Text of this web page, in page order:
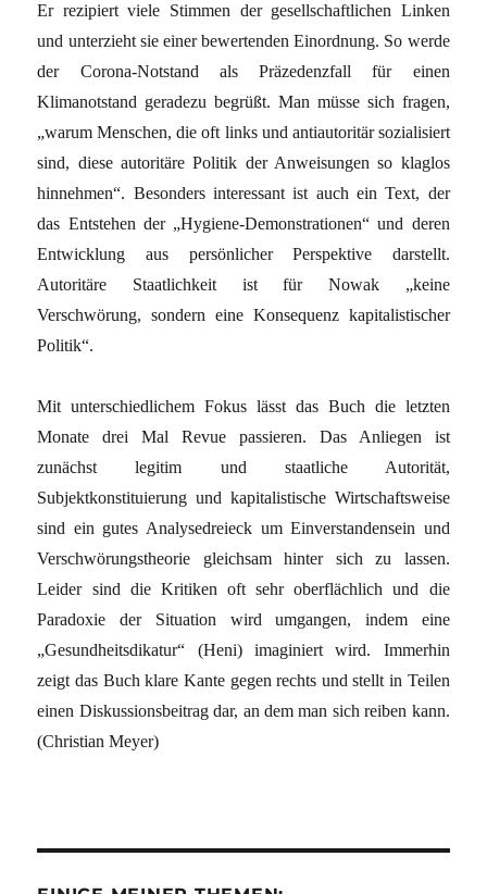
Er rezipiert viele Stimmen der gesellschaftlichen Linken
und unterzieht sie einer bewertenden Einordnung. So werde
der Corona-Notstand als Präzedenzfall für einen
Klimanotstand geradezu begrüßt. Man müsse sich fragen,
„warum Menschen, die oft links und antiautoritär sozialisiert
sind, diese autoritäre Politik der Anweisungen so klaglos
hinnehmen“. Besonders interessant ist auch ein Text, der
das Entstehen der „Hygiene-Demonstrationen“ und deren
Entwicklung aus persönlicher Perspektive darstellt.
Autoritäre Staatlichkeit ist für Nowak „keine
Verschwörung, sondern eine Konsequenz kapitalistischer
Politik“.
Mit unterschiedlichem Fokus lässt das Buch die letzten
Monate drei Mal Revue passieren. Das Anliegen ist
zunächst legitim und staatliche Autorität,
Subjektkonstituierung und kapitalistische Wirtschaftsweise
sind ein gutes Analysedreieck um Einverstandensein und
Verschwörungstheorie gleichsam hinter sich zu lassen.
Leider sind die Kritiken oft sehr oberflächlich und die
Paradoxie der Situation wird umgangen, indem eine
„Gesundheitsdikatur“ (Heni) imaginiert wird. Immerhin
zeigt das Buch klare Kante gegen rechts und stellt in Teilen
einen Diskussionsbeitrag dar, an dem man sich reiben kann.
(Christian Meyer)